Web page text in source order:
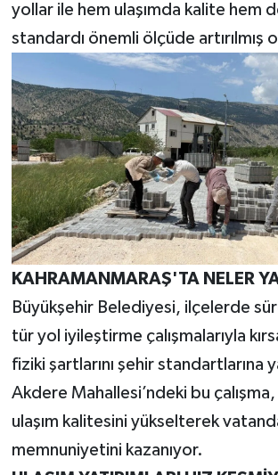
yollar ile hem ulaşımda kalite hem
standardı önemli ölçüde artırılmış
KAHRAMANMARAŞ'TA NELER
Büyükşehir Belediyesi, ilçelerde
tür yol iyileştirme çalışmalarıyla
fiziki şartlarını şehir standartlarına
Akdere Mahallesi’ndeki bu
ulaşım kalitesini yükselterek
memnuniyetini kazanıyor.